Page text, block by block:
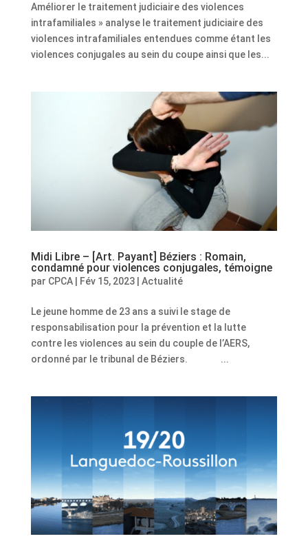
Améliorer le traitement judiciaire des violences
intrafamiliales » analyse le traitement judiciaire des
violences intrafamiliales entendues comme étant les
violences conjugales au sein du coupe ainsi que les...
Midi Libre – [Art. Payant] Béziers : Romain,
condamné pour violences conjugales, témoigne
par CPCA| Fév 15, 2023| Actualité
Le jeune homme de 23 ans a suivi le stage de
responsabilisation pour la prévention et la lutte
contre les violences au sein du couple de l’AERS,
ordonné par le tribunal de Béziers. ...